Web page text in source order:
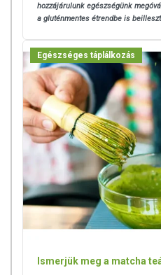
hozzájárulunk egészségünk
a gluténmentes étrendbe is
Egészséges táplálkozás
Ismerjük meg a matcha